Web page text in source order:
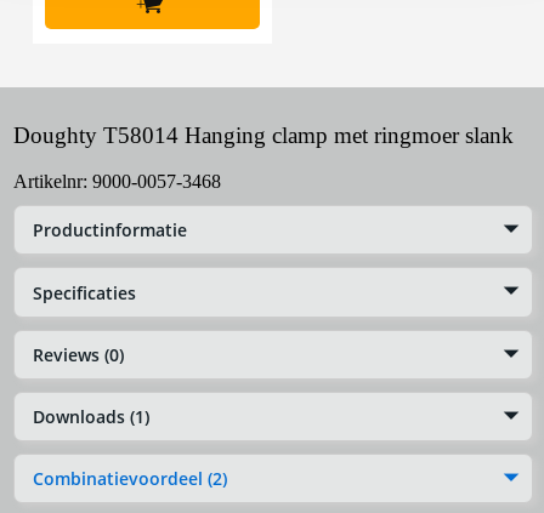
+
Doughty T58014 Hanging clamp met ringmoer slank
Artikelnr: 9000-0057-3468
Productinformatie
Specificaties
Reviews (0)
Downloads (1)
Combinatievoordeel (2)